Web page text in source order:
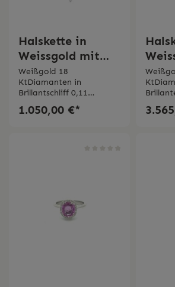
Halskette in
Weissgold mit
Akoya Perle
Anhänger
Weißgold 18
KtDiamanten in
Brillantschliff 0,11
ct Süßwasser Perle
1.050,00 €*
ct